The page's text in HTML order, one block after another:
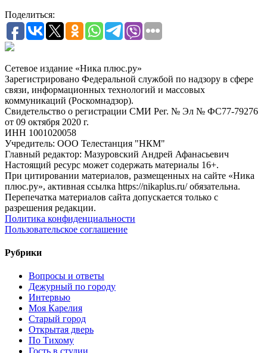
Поделиться:
Сетевое издание «Ника плюс.ру»
Зарегистрировано Федеральной службой по надзору в сфере
связи, информационных технологий и массовых
коммуникаций (Роскомнадзор).
Свидетельство о регистрации СМИ Рег. № Эл № ФС77-79276
от 09 октября 2020 г.
ИНН 1001020058
Учредитель: ООО Телестанция "НКМ"
Главный редактор: Мазуровский Андрей Афанасьевич
Настоящий ресурс может содержать материалы 16+.
При цитировании материалов, размещенных на сайте «Ника
плюс.ру», активная ссылка https://nikaplus.ru/ обязательна.
Перепечатка материалов сайта допускается только с
разрешения редакции.
Политика конфиденциальности
Пользовательское соглашение
Рубрики
Вопросы и ответы
Дежурный по городу
Интервью
Моя Карелия
Старый город
Открытая дверь
По Тихому